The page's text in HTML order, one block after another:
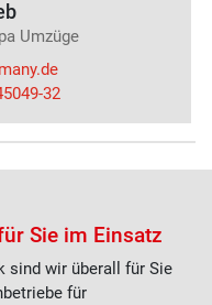
Umzüge
32
Sie im Einsatz
sind wir überall für Sie
für